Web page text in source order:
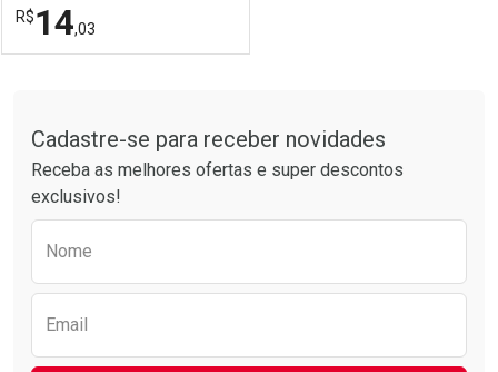
R$14,03
Laboratório
Por Menos
Cadastre-se para receber novidades
Receba as melhores ofertas e super descontos
exclusivos!
Nome
Email